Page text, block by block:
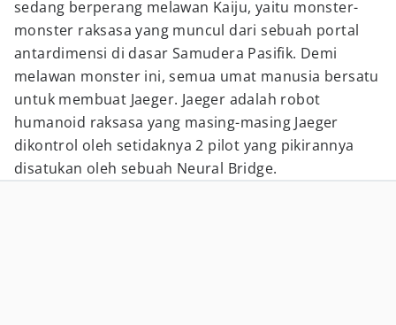
sedang berperang melawan Kaiju, yaitu monster-
monster raksasa yang muncul dari sebuah portal
antardimensi di dasar Samudera Pasifik. Demi
melawan monster ini, semua umat manusia bersatu
untuk membuat Jaeger. Jaeger adalah robot
humanoid raksasa yang masing-masing Jaeger
dikontrol oleh setidaknya 2 pilot yang pikirannya
disatukan oleh sebuah Neural Bridge.